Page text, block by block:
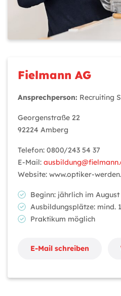
Fielmann AG
Ansprechperson: Recruiting
Georgenstraße 22
92224 Amberg
Telefon: 0800/243 54 37
E-Mail:
Website: www.optiker-
Beginn: jährlich im August
Ausbildungsplätze: mind.
Praktikum möglich
E-Mail schreiben